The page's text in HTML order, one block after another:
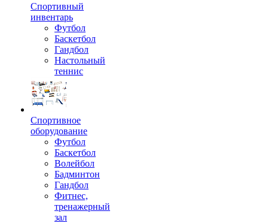
Спортивный
инвентарь
Футбол
Баскетбол
Гандбол
Настольный
теннис
Спортивное
оборудование
Футбол
Баскетбол
Волейбол
Бадминтон
Гандбол
Фитнес,
тренажерный
зал